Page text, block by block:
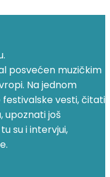
posvećen muzičkim
Na jednom
vesti, čitati
upoznati još
su i intervjui,